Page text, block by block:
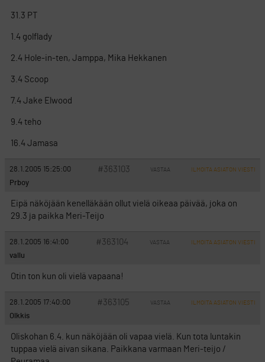
31.3 PT
1.4 golflady
2.4 Hole-in-ten, Jamppa, Mika Hekkanen
3.4 Scoop
7.4 Jake Elwood
9.4 teho
16.4 Jamasa
28.1.2005 15:25:00 #363103 VASTAA ILMOITA ASIATON VIESTI
Prboy
Eipä näköjään kenelläkään ollut vielä oikeaa päivää, joka on
29.3 ja paikka Meri-Teijo
28.1.2005 16:41:00 #363104 VASTAA ILMOITA ASIATON VIESTI
vallu
Otin ton kun oli vielä vapaana!
28.1.2005 17:40:00 #363105 VASTAA ILMOITA ASIATON VIESTI
Olkkis
Oliskohan 6.4. kun näköjään oli vapaa vielä. Kun tota luntakin
tuppaa vielä aivan sikana. Paikkana varmaan Meri-teijo /